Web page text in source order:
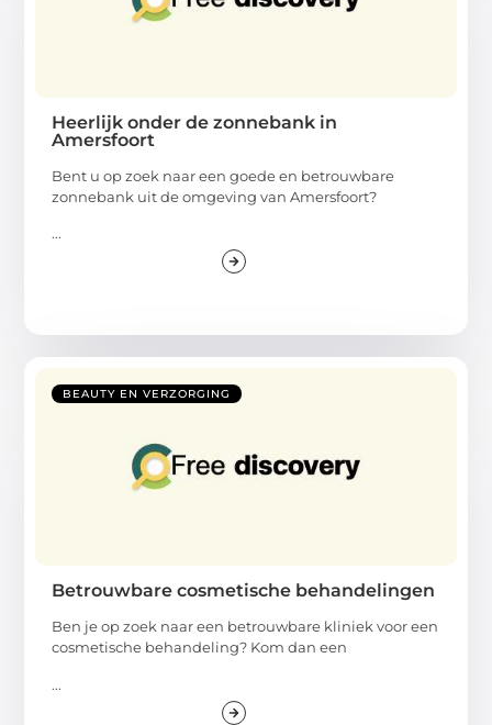
Heerlijk onder de zonnebank in
Amersfoort
Bent u op zoek naar een goede en betrouwbare
zonnebank uit de omgeving van Amersfoort?
...
BEAUTY EN VERZORGING
Betrouwbare cosmetische behandelingen
Ben je op zoek naar een betrouwbare kliniek voor een
cosmetische behandeling? Kom dan een
...